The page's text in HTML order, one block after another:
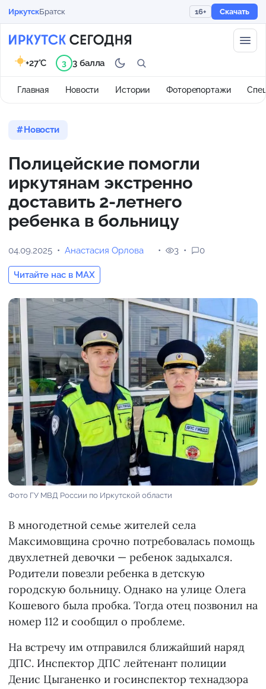
ИркутскБратск 16+ Скачать
Главная Новости Истории Фоторепортажи
+27°C 3 3 балла
Новости
Полицейские помогли
иркутянам экстренно
доставить 2-летнего
ребенка в больницу
04.09.2025 Анастасия Орлова
Читайте нас в MAX
3 0
Фото ГУ МВД России по Иркутской области
В многодетной семье жителей села
Максимовщина срочно потребовалась помощь
двухлетней девочки — ребенок задыхался.
Родители повезли ребенка в детскую
городскую больницу. Однако на улице Олега
Кошевого была пробка. Тогда отец позвонил на
номер 112 и сообщил о проблеме.
На встречу им отправился ближайший наряд
ДПС. Инспектор ДПС лейтенант полиции
Денис Цыганенко и госинспектор технадзора